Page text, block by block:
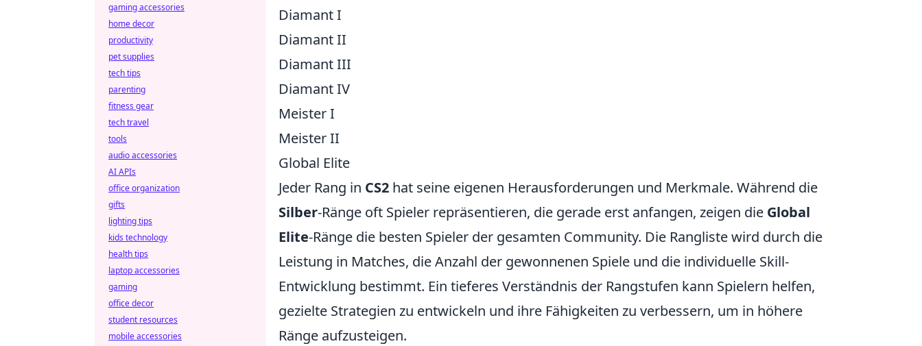
Diamant I
Diamant II
Diamant III
Diamant IV
Meister I
Meister II
Global Elite
Jeder Rang in CS2 hat seine eigenen Herausforderungen und Merkmale. Während die
Silber-Ränge oft Spieler repräsentieren, die gerade erst anfangen, zeigen die Global
Elite-Ränge die besten Spieler der gesamten Community. Die Rangliste wird durch die
Leistung in Matches, die Anzahl der gewonnenen Spiele und die individuelle Skill-
Entwicklung bestimmt. Ein tieferes Verständnis der Rangstufen kann Spielern helfen,
gezielte Strategien zu entwickeln und ihre Fähigkeiten zu verbessern, um in höhere
Ränge aufzusteigen.
gaming accessories
home decor
productivity
pet supplies
tech tips
parenting
fitness gear
tech travel
tools
audio accessories
AI APIs
office organization
gifts
lighting tips
kids technology
health tips
laptop accessories
gaming
office decor
student resources
mobile accessories